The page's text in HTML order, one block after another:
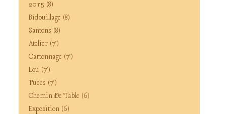
2015 (8)
Bidouillage (8)
Santons (8)
Atelier (7)
Cartonnage (7)
Lou (7)
Puces (7)
Chemin De Table (6)
Exposition (6)